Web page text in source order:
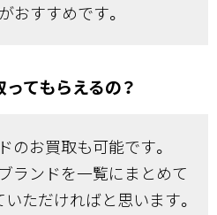
おすすめです。
てもらえるの？
のお買取も可能です。
ランドを一覧にまとめて
ただければと思います。